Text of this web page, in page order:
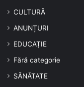
CULTURĂ
ANUNȚURI
EDUCAȚIE
Fără categorie
SĂNĂTATE